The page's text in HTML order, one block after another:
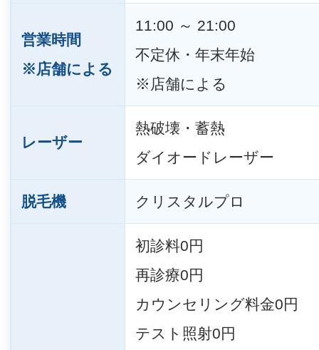
営業時間
※店舗による
11:00 ～ 21:00
不定休・年末年始
※店舗による
レーザー
熱破壊・蓄熱
ダイオードレーザー
脱毛機 クリスタルプロ
初診料0円
再診療0円
カウンセリング料金0円
テスト照射0円